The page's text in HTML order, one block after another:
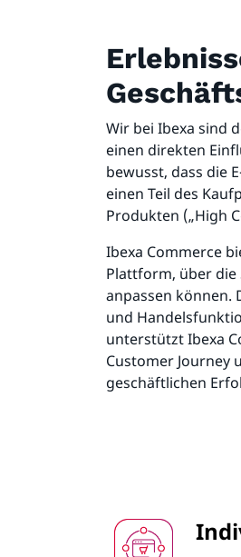
Wir bei Ibexa sind
einen direkten
bewusst, dass die
einen Teil des
Produkten („High
Ibexa Commerce
Plattform, über die
anpassen können.
und
unterstützt Ibexa
Customer Journey
geschäftlichen